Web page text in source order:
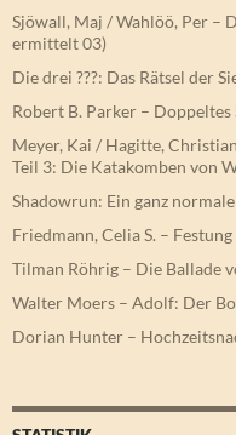
Sjöwall, Maj / Wahlöö, Per –
ermittelt 03)
Die drei ???: Das Rätsel der
Robert B. Parker – Doppeltes
Meyer, Kai / Hagitte,
Teil 3: Die Katakomben von
Shadowrun: Ein ganz
Friedmann, Celia S. –
Tilman Röhrig – Die Ballade
Walter Moers – Adolf: Der
Dorian Hunter –